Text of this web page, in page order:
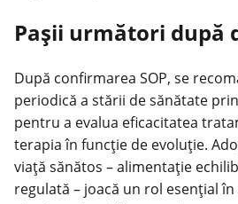
Paşii următori după
După confirmarea SOP, se
periodică a stării desănătate
pentru a evalua eficacitatea
terapia în funcţie de evoluţie.
viaţă sănătos – alimentaţie
regulată – joacă un rol esenţial